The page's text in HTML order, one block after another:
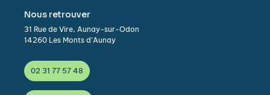
Nous retrouver
31 Rue de Vire, Aunay-sur-Odon
14260 Les Monts d’Aunay
02 31 77 57 48